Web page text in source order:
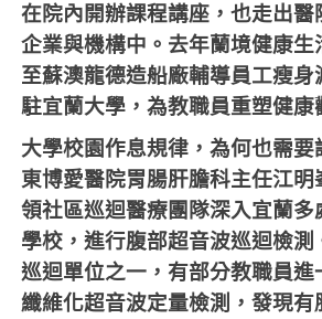
在院內開辦課程講座，也走出醫
企業與機構中。去年蘭境健康生
至蘇澳龍德造船廠輔導員工瘦身
駐宜蘭大學，為教職員重塑健康
大學校園作息規律，為何也需要
東博愛醫院胃腸肝膽科主任江明
領社區巡迴醫療團隊深入宜蘭多
學校，進行腹部超音波巡迴檢測
巡迴單位之一，有部分教職員進
纖維化超音波定量檢測，發現有